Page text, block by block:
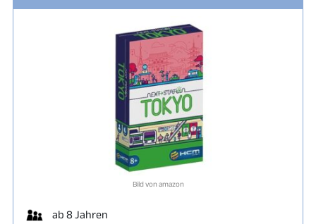
Bild von amazon
ab 8 Jahren